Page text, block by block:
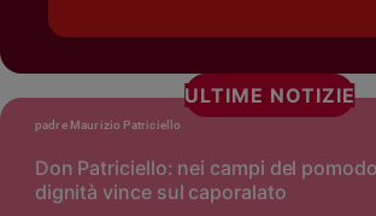
ULTIME NOTIZIE
Don Patriciello: nei campi del
dignità vince sul caporalato
padre Maurizio Patriciello